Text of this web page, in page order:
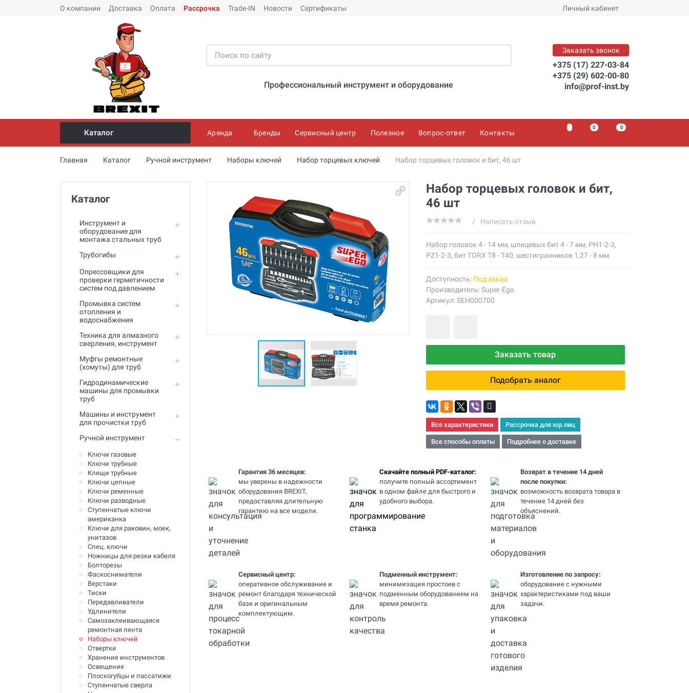
О компании Доставка Оплата Рассрочка Trade-IN Новости Сертификаты Личный кабинет
Профессиональный инструмент и оборудование
Заказать звонок
+375 (17) 227-03-84
+375 (29) 602-00-80
info@prof-inst.by
Инструмент и оборудование для
монтажа стальных труб
Опрессовщики для проверки
Промывка систем отопления и
водоснабжения
сверления, инструмент
Муфты ремонтные (хомуты) для
Гидродинамические машины
для промывки труб
Машины и инструмент для
Ручной инструмент
Труборезы и ножницы для труб
сварки пластиковых труб
монтажа металлопластиковых,
Инструмент для пайки, сварки и
резки. Припой и флюс
Оборудование для сварки
полимеров
Оборудование для
телеинспекции трубопроводов
Малая дорожная техника
Алмазные диски
Плиткорезы
Сверлильные станки
Фаскосъемные станки
Инструмент для укладки
напольных покрытий
Строительный инструмент и
оборудование
Каталог Аренда Бренды Сервисный центр Полезное Вопрос-ответ Контакты
0 00
Главная Каталог Ручной инструмент Наборы ключей Набор торцевых ключей Набор торцевых головок и бит, 46 шт
Каталог
Инструмент и
оборудование для
монтажа стальных труб
Трубогибы
Опрессовщики для
проверки герметичности
систем под давлением
Промывка систем
отопления и
водоснабжения
Техника для алмазного
сверления, инструмент
Муфты ремонтные
(хомуты) для труб
Гидродинамические
машины для промывки
труб
Машины и инструмент
для прочистки труб
Ручной инструмент
Ключи газовые
Ключи трубные
Клещи трубные
Ключи цепные
Ключи ременные
Ключи разводные
Ступенчатые ключи
американка
Ключи для раковин, моек,
унитазов
Спец. ключи
Ножницы для резки кабеля
Болторезы
Фаскосниматели
Верстаки
Тиски
Передавливатели
Удлинители
Самозаклеивающаяся
ремонтная лента
Наборы ключей
Отвертки
Хранение инструментов
Освещение
Плоскогубцы и пассатижи
Ступенчатые сверла
Набор торцевых головок и бит,
46 шт
/ Написать отзыв
Набор головок 4 - 14 мм, шлицевых бит 4 - 7 мм, PH1-2-3,
PZ1-2-3, бит TORX T8 - T40, шестигранников 1,27 - 8 мм
Доступность: Под заказ
Производитель:Super-Ego
Артикул: SEH000700
Заказать товар
Подобрать аналог
Все характеристики Рассрочка для юр.лиц
Все способы оплаты Подробнее о доставке
Гарантия 36 месяцев:
мы уверены в надежности
оборудования BREXIT,
предоставляя длительную
гарантию на все модели.
Скачайте полный PDF-каталог:
получите полный ассортимент
в одном файле для быстрого и
удобного выбора.
Возврат в течение 14 дней
после покупки:
возможность возврата товара в
течение 14 дней без
объяснений.
Сервисный центр:
оперативное обслуживание и
ремонт благодаря технической
базе и оригинальным
комплектующим.
Подменный инструмент:
минимизация простоев с
подменным оборудованием на
время ремонта.
Изготовление по запросу:
оборудование с нужными
характеристиками под ваши
задачи.
Заказать